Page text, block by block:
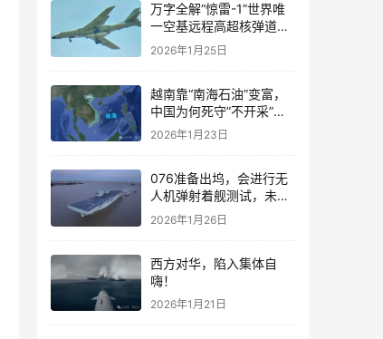
万字全解“惊雷-1”世界唯
一空基远程高超核弹道导
弹
2026年1月25日
越南靠“南海石油”变富，
中国为何死守”不开采”红
线?
2026年1月23日
076准备出坞，会进行无
人机弹射着舰测试，未来
低成本制导武器将会起到
战略性作用！
2026年1月26日
西方对华，陷入集体自
嗨！
2026年1月21日